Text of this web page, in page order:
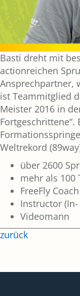
Basti dreht mit
actionreichen
Ansprechpartner,
ist Teammitglied
Meister 2016 in
Weltrekord
über 2600
mehr als 100
FreeFly Coach
Instructor
Videomann
zurück